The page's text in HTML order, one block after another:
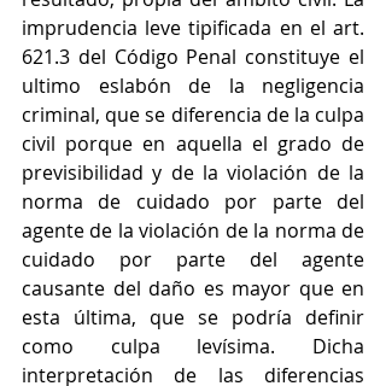
imprudencia leve tipificada en el art.
621.3 del Código Penal constituye el
ultimo eslabón de la negligencia
criminal, que se diferencia de la culpa
civil porque en aquella el grado de
previsibilidad y de la violación de la
norma de cuidado por parte del
agente de la violación de la norma de
cuidado por parte del agente
causante del daño es mayor que en
esta última, que se podría definir
como culpa levísima. Dicha
interpretación de las diferencias